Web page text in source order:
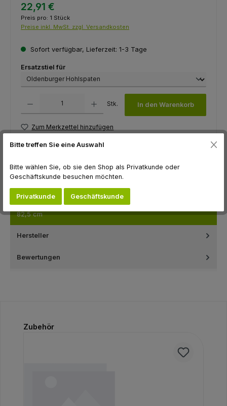
22,91 €
Preis pro: 1 Stück
Preise inkl. MwSt. zzgl. Versandkosten
Sofort verfügbar, Lieferzeit: 1-3 Tage
Ersatzstiel fürauswählen
Stk. In den Warenkorb
Zum Merkzettel hinzufügen
Produktnummer: F10267
Beschreibung
Ersatzstiel für Oldenburger HohlspatenMaterial: EscheLänge:
82,5 cm
Hersteller
Bewertungen
Produktgalerie überspringen
Zubehör
Bitte treffen Sie eine Auswahl
Bitte wählen Sie, ob sie den Shop als Privatkunde oder
Geschäftskunde besuchen möchten.
Privatkunde Geschäftskunde